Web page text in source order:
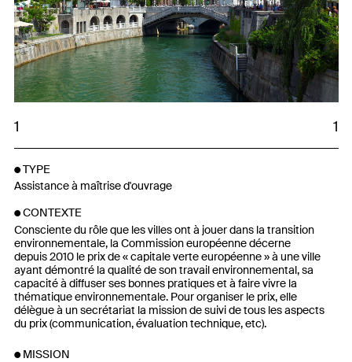
1 1
TYPE
Assistance à maîtrise d'ouvrage
CONTEXTE
Consciente du rôle que les villes ont à jouer dans la transition
environnementale, la Commission européenne décerne
depuis 2010 le prix de « capitale verte européenne » à une ville
ayant démontré la qualité de son travail environnemental, sa
capacité à diffuser ses bonnes pratiques et à faire vivre la
thématique environnementale. Pour organiser le prix, elle
délègue à un secrétariat la mission de suivi de tous les aspects
du prix (communication, évaluation technique, etc).
MISSION